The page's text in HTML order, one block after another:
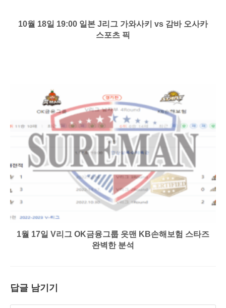
10월 18일 19:00 일본 J리그 가와사키 vs 감바 오사카
스포츠 픽
1월 17일 V리그 OK금융그룹 읏맨 KB손해보험 스타즈
완벽한 분석
답글 남기기